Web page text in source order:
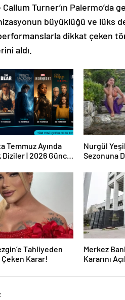
Callum Turner’ın
büyüklüğü ve lüks
dikkat çeken
aldı.
Temmuz Ayında
Diziler | 2026 Güncel
Nurgül
Sezonuna
Tahliyeden
Karar!
Merkez
Kararını